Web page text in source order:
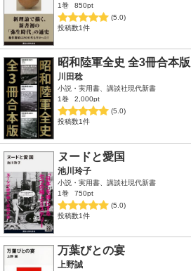
1巻
850pt
(5.0)
投稿数1件
昭和陸軍全史 全3冊合本版
川田稔
小説・実用書、講談社現代新書
1巻
2,000pt
(5.0)
投稿数1件
ヌードと愛国
池川玲子
小説・実用書、講談社現代新書
1巻
750pt
(5.0)
投稿数1件
万葉びとの宴
上野誠